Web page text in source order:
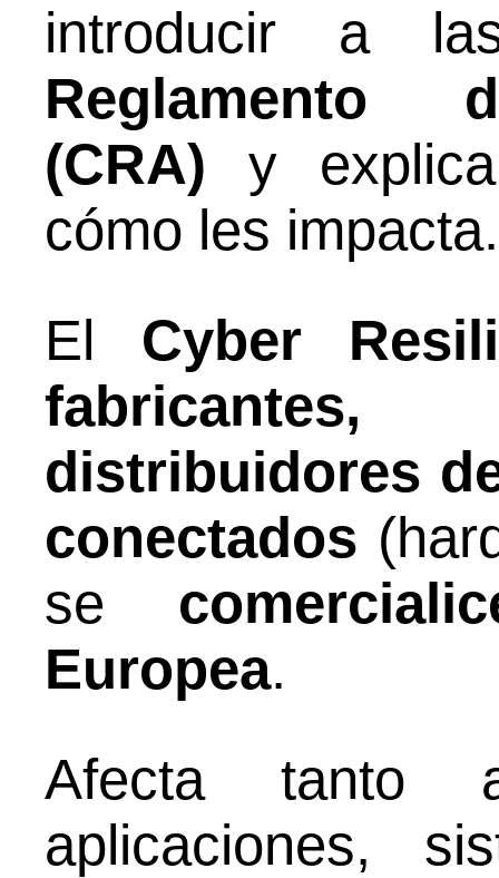
introducir a
Reglamento
(CRA) y
cómo les impacta.
El Cyber
fabricantes,
distribuidores
conectados
se
Europea.
Afecta tanto
aplicaciones,